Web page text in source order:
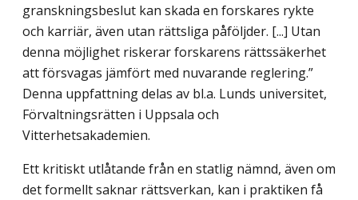
granskningsbeslut kan skada en forskares rykte
och karriär, även utan rättsliga påföljder. [...] Utan
denna möjlighet riskerar forskarens rättssäkerhet
att försvagas jämfört med nuvarande reglering.”
Denna uppfattning delas av bl.a. Lunds universitet,
Förvaltningsrätten i Uppsala och
Vitterhetsakademien.
Ett kritiskt utlåtande från en statlig nämnd, även om
det formellt saknar rättsverkan, kan i praktiken få